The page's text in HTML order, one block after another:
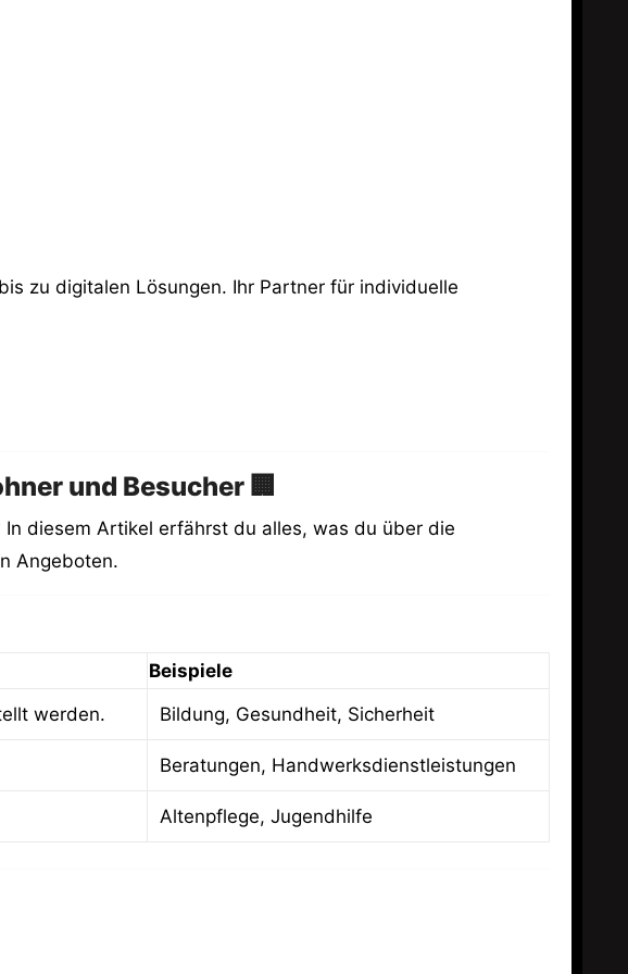
und Besucher 🏢
In diesem Artikel erfährst du alles, was du über die
Angeboten.
Beispiele
werden. Bildung, Gesundheit, Sicherheit
Beratungen, Handwerksdienstleistungen
Altenpflege, Jugendhilfe